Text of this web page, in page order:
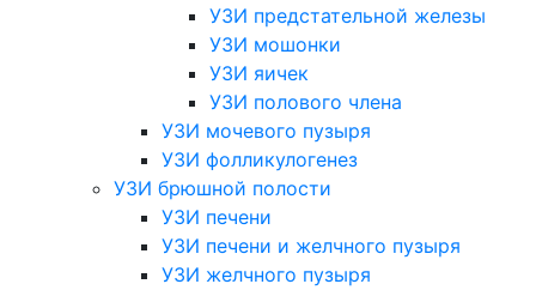
УЗИ предстательной железы
УЗИ мошонки
УЗИ яичек
УЗИ полового члена
УЗИ мочевого пузыря
УЗИ фолликулогенез
УЗИ брюшной полости
УЗИ печени
УЗИ печени и желчного пузыря
УЗИ желчного пузыря